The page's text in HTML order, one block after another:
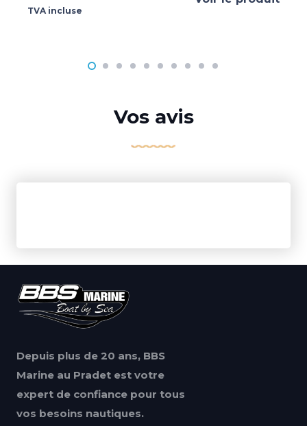
TVA incluse
Vos avis
Depuis plus de 20 ans, BBS
Marine au Pradet est votre
expert de confiance pour tous
vos besoins nautiques.